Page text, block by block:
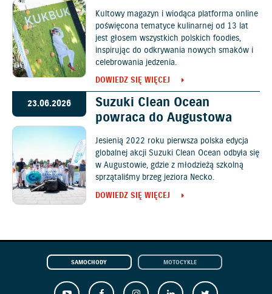
Kultowy magazyn i wiodąca platforma online
poświęcona tematyce kulinarnej od 13 lat
jest głosem wszystkich polskich foodies,
inspirując do odkrywania nowych smaków i
celebrowania jedzenia.
DOWIEDZ SIĘ WIĘCEJ
23.06.2026
Suzuki Clean Ocean
powraca do Augustowa
Jesienią 2022 roku pierwsza polska edycja
globalnej akcji Suzuki Clean Ocean odbyła się
w Augustowie, gdzie z młodzieżą szkolną
sprzątaliśmy brzeg jeziora Necko.
DOWIEDZ SIĘ WIĘCEJ
SAMOCHODY MOTOCYKLE